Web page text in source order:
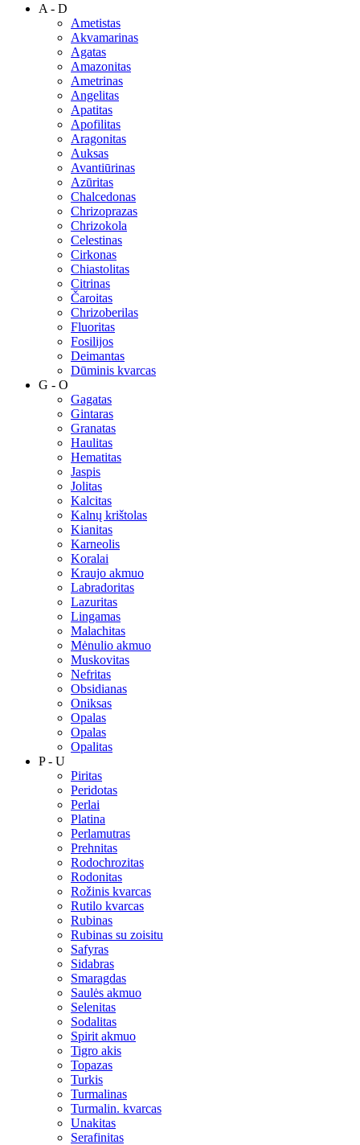
A - D
Ametistas
Akvamarinas
Agatas
Amazonitas
Ametrinas
Angelitas
Apatitas
Apofilitas
Aragonitas
Auksas
Avantiūrinas
Azūritas
Chalcedonas
Chrizoprazas
Chrizokola
Celestinas
Cirkonas
Chiastolitas
Citrinas
Čaroitas
Chrizoberilas
Fluoritas
Fosilijos
Deimantas
Dūminis kvarcas
G - O
Gagatas
Gintaras
Granatas
Haulitas
Hematitas
Jaspis
Jolitas
Kalcitas
Kalnų krištolas
Kianitas
Karneolis
Koralai
Kraujo akmuo
Labradoritas
Lazuritas
Lingamas
Malachitas
Mėnulio akmuo
Muskovitas
Nefritas
Obsidianas
Oniksas
Opalas
Opalas
Opalitas
P - U
Piritas
Peridotas
Perlai
Platina
Perlamutras
Prehnitas
Rodochrozitas
Rodonitas
Rožinis kvarcas
Rutilo kvarcas
Rubinas
Rubinas su zoisitu
Safyras
Sidabras
Smaragdas
Saulės akmuo
Selenitas
Sodalitas
Spirit akmuo
Tigro akis
Topazas
Turkis
Turmalinas
Turmalin. kvarcas
Unakitas
Serafinitas